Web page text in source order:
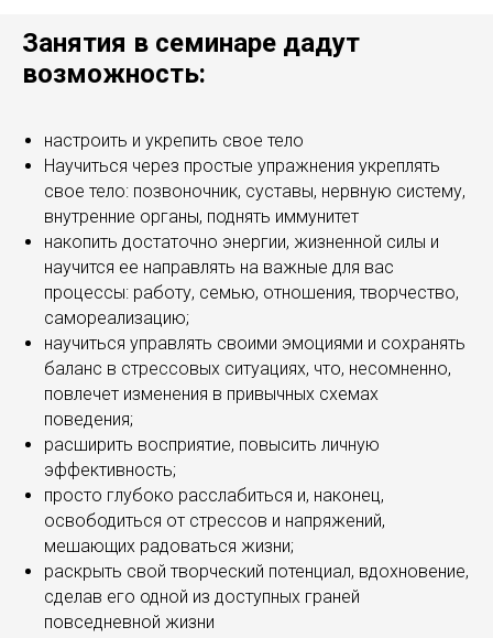
Занятия в семинаре дадут
возможность:
настроить и укрепить свое тело
Научиться через простые упражнения укреплять
свое тело: позвоночник, суставы, нервную систему,
внутренние органы, поднять иммунитет
накопить достаточно энергии, жизненной силы и
научится ее направлять на важные для вас
процессы: работу, семью, отношения, творчество,
самореализацию;
научиться управлять своими эмоциями и сохранять
баланс в стрессовых ситуациях, что, несомненно,
повлечет изменения в привычных схемах
поведения;
расширить восприятие, повысить личную
эффективность;
просто глубоко расслабиться и, наконец,
освободиться от стрессов и напряжений,
мешающих радоваться жизни;
раскрыть свой творческий потенциал, вдохновение,
сделав его одной из доступных граней
повседневной жизни